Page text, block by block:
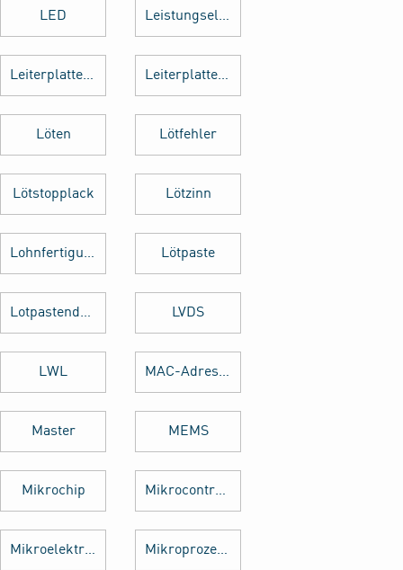
LED Leistungselektronik
Leiterplattenbestückung Leiterplattenentflechtung
Löten Lötfehler
Lötstopplack Lötzinn
Lohnfertigung Lötpaste
Lotpastendruck LVDS
LWL MAC-Adresse
Master MEMS
Mikrochip Mikrocontroller
Mikroelektronik Mikroprozessor